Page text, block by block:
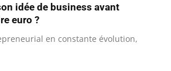
idée de business avant
euro ?
en constante évolution,